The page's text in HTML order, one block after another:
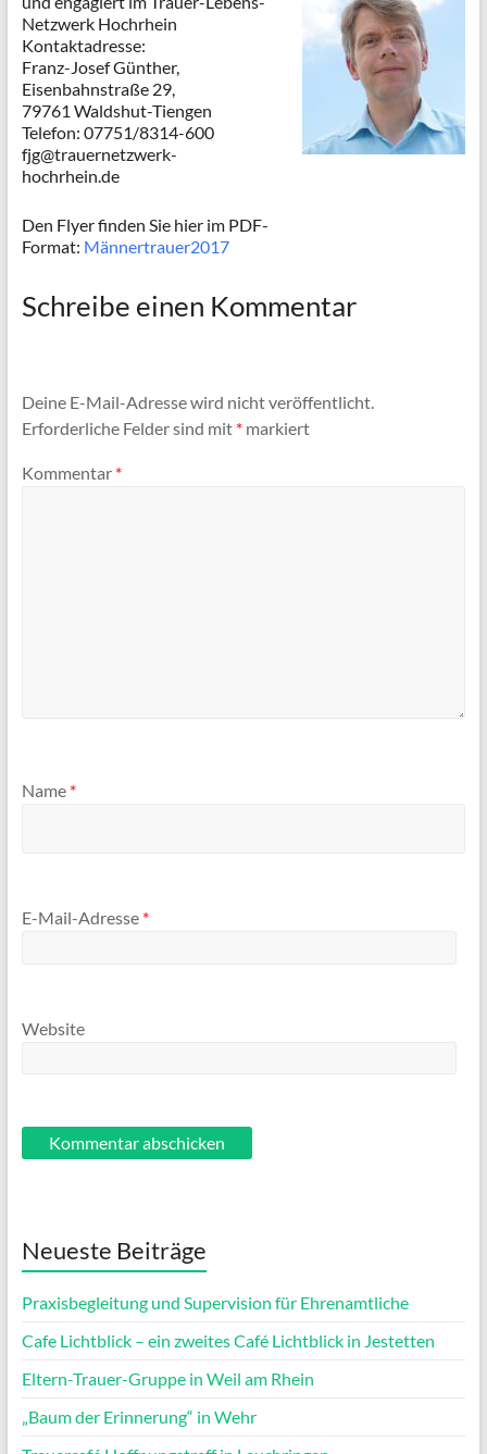
Netzwerk Hochrhein
Kontaktadresse:
Franz-Josef Günther,
Eisenbahnstraße 29,
79761 Waldshut-Tiengen
Telefon: 07751/8314-600
fjg@trauernetzwerk-
hochrhein.de
Den Flyer finden Sie hier im PDF-
Format: Männertrauer2017
Schreibe einen Kommentar
Deine E-Mail-Adresse wird nicht veröffentlicht.
Erforderliche Felder sind mit *markiert
Kommentar *
Name *
E-Mail-Adresse *
Website
Neueste Beiträge
Praxisbegleitung und Supervision für Ehrenamtliche
Cafe Lichtblick – ein zweites Café Lichtblick in Jestetten
Eltern-Trauer-Gruppe in Weil am Rhein
„Baum der Erinnerung“ in Wehr